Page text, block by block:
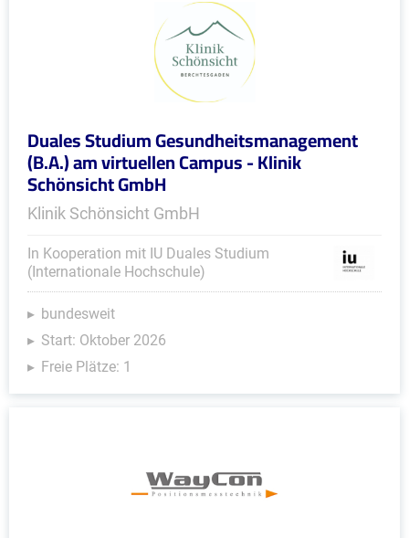
Duales Studium Gesundheitsmanagement
(B.A.) am virtuellen Campus - Klinik
Schönsicht GmbH
Klinik Schönsicht GmbH
In Kooperation mit IU Duales Studium
(Internationale Hochschule)
bundesweit
Start: Oktober 2026
Freie Plätze: 1